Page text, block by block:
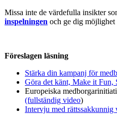
Missa inte de värdefulla insikter
inspelningen och ge dig
Föreslagen läsning
Stärka din kampanj för
Göra det känt, Make it Fun,
Europeiska
(fullständig video)
Intervju med